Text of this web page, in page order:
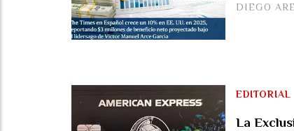
DIEGO
La
EDITORIAL